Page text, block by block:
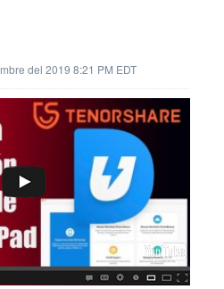
del 2019 8:21 PM EDT